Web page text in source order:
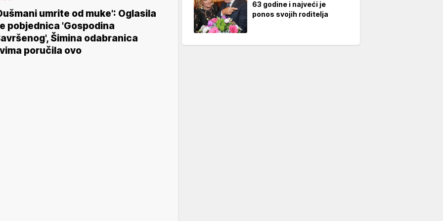
umrite od muke': Oglasila
pobjednica 'Gospodina
Šimina odabranica
poručila ovo
63 godine i najveći je
ponos svojih roditelja